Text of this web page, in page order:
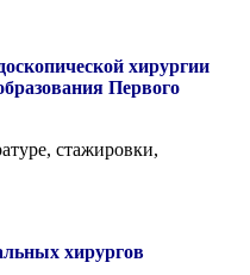
хирургии
Первого
стажировки,
хирургов